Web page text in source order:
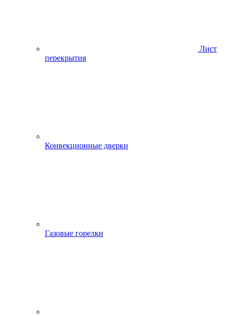
Лист
перекрытия
Конвекционные дверки
Газовые горелки